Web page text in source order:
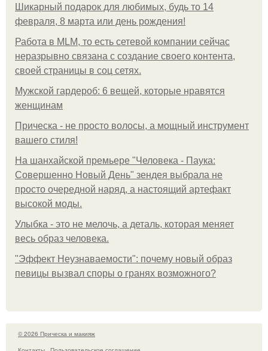
Шикарный подарок для любимых, будь то 14
февраля, 8 марта или день рождения!
Работа в MLM, то есть сетевой компании сейчас
неразрывно связана с создание своего контента,
своей страницы в соц сетях.
Мужской гардероб: 6 вещей, которые нравятся
женщинам
Прическа - не просто волосы, а мощный инструмент
вашего стиля!
На шанхайской премьере "Человека - Паука:
Совершенно Новый День" зендея выбрала не
просто очередной наряд, а настоящий артефакт
высокой моды.
Улыбка - это не мелочь, а деталь, которая меняет
весь образ человека.
"Эффект Неузнаваемости": почему новый образ
певицы вызвал споры о гранях возможного?
© 2026 Прическа и макияж